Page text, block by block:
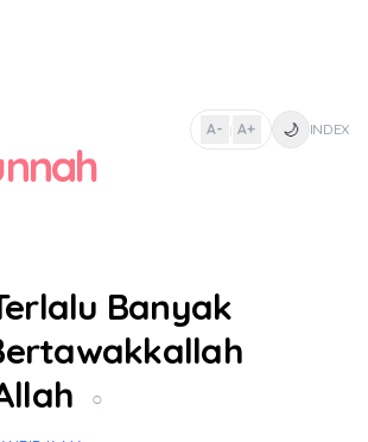
A- | A+ 🌙 INDEX
Banyak
○